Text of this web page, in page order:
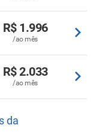
R$ 1.996
/ao mês
R$ 2.033
/ao mês
da